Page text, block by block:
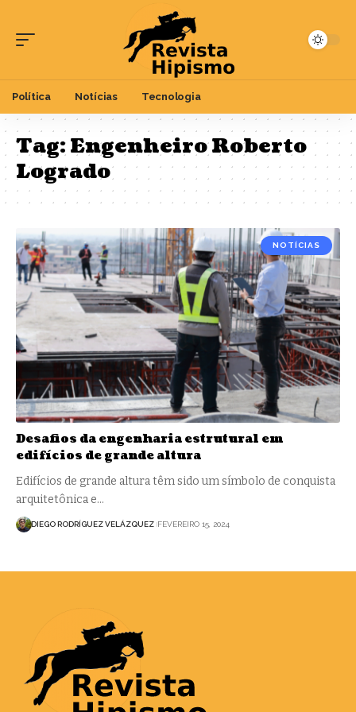
Política Notícias Tecnologia
Tag:Engenheiro Roberto
Logrado
NOTÍCIAS
Desafios da engenharia estrutural em
edifícios de grande altura
Edifícios de grande altura têm sido um símbolo de conquista
arquitetônica e…
DIEGO RODRÍGUEZ VELÁZQUEZ FEVEREIRO 15, 2024